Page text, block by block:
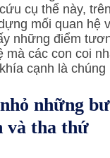
cụ thể này,
mối quan hệ
những điểm
mà các con coi
cạnh là chúng
những
và tha thứ